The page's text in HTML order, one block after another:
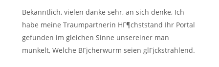
Bekanntlich, vielen danke sehr, an sich denke, Ich
habe meine Traumpartnerin HГ¶chststand Ihr Portal
gefunden im gleichen Sinne unsereiner man
munkelt, Welche BГјcherwurm seien glГјckstrahlend.